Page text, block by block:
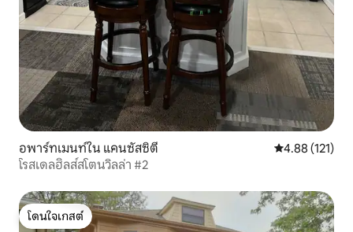
อพาร์ทเมนท์ใน แคนซัสซิตี คะแนนเฉลี่ย
4.88 (121)
โรสเดลฮิลส์สโตนวิลล่า #2
โดนใจเกสต์
โดนใจเกสต์